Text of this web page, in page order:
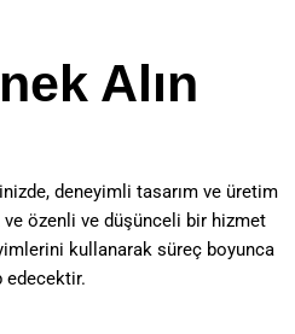
Alın
deneyimli tasarım ve üretim
özenli ve düşünceli bir hizmet
kullanarak süreç boyunca
edecektir.